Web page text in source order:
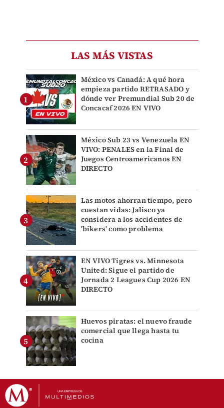
LAS MÁS VISTAS
México vs Canadá: A qué hora
empieza partido RETRASADO y
dónde ver Premundial Sub 20 de
Concacaf 2026 EN VIVO
México Sub 23 vs Venezuela EN
VIVO: PENALES en la Final de
Juegos Centroamericanos EN
DIRECTO
Las motos ahorran tiempo, pero
cuestan vidas: Jalisco ya
considera a los accidentes de
'bikers' como problema
EN VIVO Tigres vs. Minnesota
United: Sigue el partido de
Jornada 2 Leagues Cup 2026 EN
DIRECTO
Huevos piratas: el nuevo fraude
comercial que llega hasta tu
cocina